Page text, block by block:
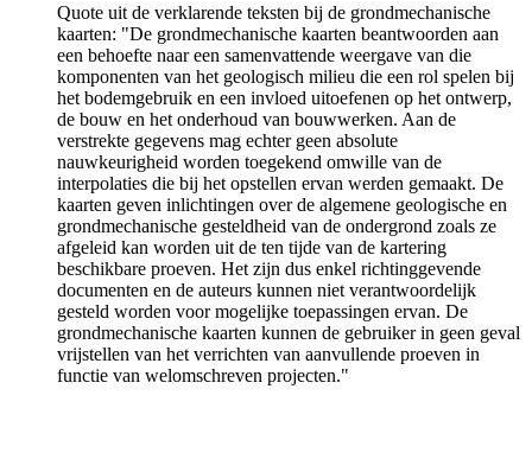
Quote uit de verklarende teksten bij de grondmechanische
kaarten: "De grondmechanische kaarten beantwoorden aan
een behoefte naar een samenvattende weergave van die
komponenten van het geologisch milieu die een rol spelen bij
het bodemgebruik en een invloed uitoefenen op het ontwerp,
de bouw en het onderhoud van bouwwerken. Aan de
verstrekte gegevens mag echter geen absolute
nauwkeurigheid worden toegekend omwille van de
interpolaties die bij het opstellen ervan werden gemaakt. De
kaarten geven inlichtingen over de algemene geologische en
grondmechanische gesteldheid van de ondergrond zoals ze
afgeleid kan worden uit de ten tijde van de kartering
beschikbare proeven. Het zijn dus enkel richtinggevende
documenten en de auteurs kunnen niet verantwoordelijk
gesteld worden voor mogelijke toepassingen ervan. De
grondmechanische kaarten kunnen de gebruiker in geen geval
vrijstellen van het verrichten van aanvullende proeven in
functie van welomschreven projecten."